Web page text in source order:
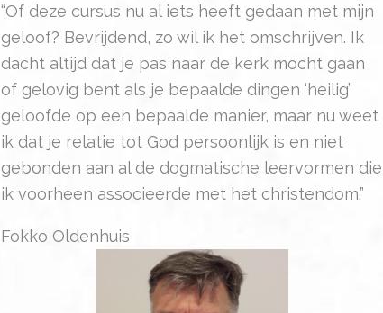
“Of deze cursus nu al iets heeft gedaan met mijn
geloof? Bevrijdend, zo wil ik het omschrijven. Ik
dacht altijd dat je pas naar de kerk mocht gaan
of gelovig bent als je bepaalde dingen ‘heilig’
geloofde op een bepaalde manier, maar nu weet
ik dat je relatie tot God persoonlijk is en niet
gebonden aan al de dogmatische leervormen die
ik voorheen associeerde met het christendom.”
Fokko Oldenhuis